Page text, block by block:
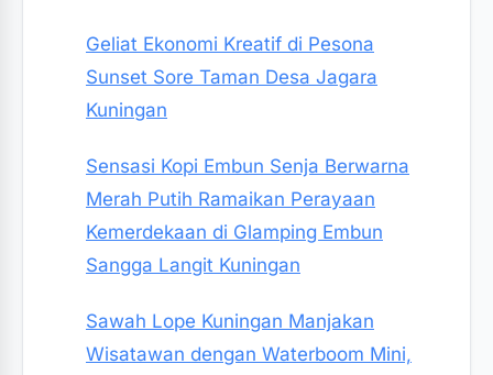
Geliat Ekonomi Kreatif di Pesona
Sunset Sore Taman Desa Jagara
Kuningan
Sensasi Kopi Embun Senja Berwarna
Merah Putih Ramaikan Perayaan
Kemerdekaan di Glamping Embun
Sangga Langit Kuningan
Sawah Lope Kuningan Manjakan
Wisatawan dengan Waterboom Mini,